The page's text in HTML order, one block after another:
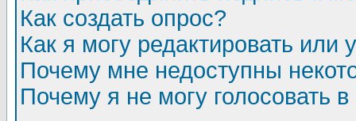
Как создать опрос?
Как я могу редактировать или
Почему мне недоступны
Почему я не могу голосовать